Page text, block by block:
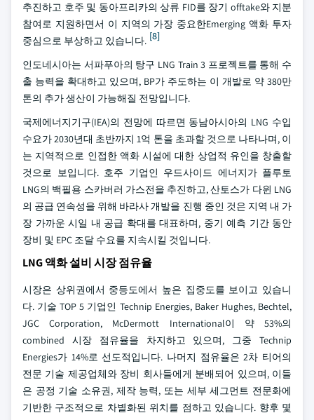
추진하고 호주 및 동아프리카의 상류 FID를 장기 offtake와 지분
참여로 지원하면서 이 지역의 가장 중요한Emerging 액화 투자
중심으로 부상하고 있습니다. [8]
인도네시아는 서파푸아의 탕구 LNG Train 3 프로젝트를 통해 수
출 능력을 확대하고 있으며, BP가 주도하는 이 개발로 약 380만
톤의 추가 생산이 가능해질 전망입니다.
국제에너지기구(IEA)의 전망에 따르면 동남아시아의 LNG 수입
수요가 2030년대 초반까지 1억 톤을 초과할 것으로 나타나며, 이
는 지역적으로 인접한 액화 시설에 대한 상업적 유인을 창출할
것으로 보입니다. 호주 기업인 우드사이드 에너지가 플루토
LNG의 백필용 스카버러 가스전을 추진하고, 산토스가 다윈 LNG
의 공급 연속성을 위해 바라사 개발을 진행 중인 것은 지역 내 가
장 가까운 시일 내 공급 확대를 대표하며, 중기 예측 기간 동안
장비 및 EPC 조달 수요를 지속시킬 것입니다.
LNG 액화 설비 시장 점유율
시장은 상위권에서 중등도에서 높은 집중도를 보이고 있습니
다. 기술 TOP 5 기업인 Technip Energies, Baker Hughes, Bechtel,
JGC Corporation, McDermott International이 약 53%의
combined 시장 점유율을 차지하고 있으며, 그중 Technip
Energies가 14%로 선도적입니다. 나머지 점유율은 2차 티어의
전문 기술 제공업체와 장비 회사들에게 분배되어 있으며, 이들
은 공정 기술 소유권, 제작 능력, 또는 세부 세그먼트 전문화에
기반한 구조적으로 차별화된 위치를 점하고 있습니다. 향후 몇